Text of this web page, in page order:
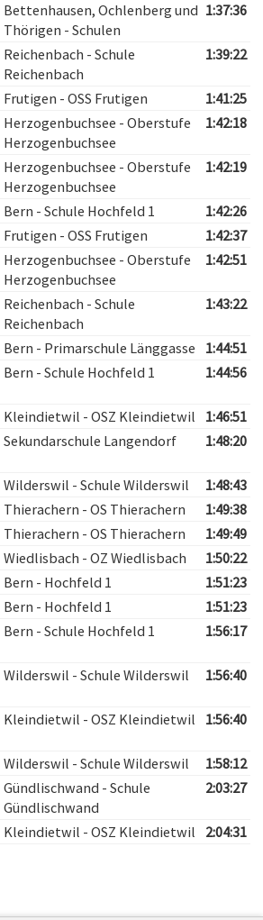
Bettenhausen, Ochlenberg und
Thörigen - Schulen
1:37:36
Reichenbach - Schule
Reichenbach
1:39:22
Frutigen - OSS Frutigen
1:41:25
Herzogenbuchsee - Oberstufe
Herzogenbuchsee
1:42:18
Herzogenbuchsee - Oberstufe
Herzogenbuchsee
1:42:19
Bern - Schule Hochfeld 1
1:42:26
Frutigen - OSS Frutigen
1:42:37
Herzogenbuchsee - Oberstufe
Herzogenbuchsee
1:42:51
Reichenbach - Schule
Reichenbach
1:43:22
Bern - Primarschule Länggasse
1:44:51
Bern - Schule Hochfeld 1 1:44:56
Kleindietwil - OSZ Kleindietwil
1:46:51
Sekundarschule Langendorf 1:48:20
Wilderswil - Schule Wilderswil
1:48:43
Thierachern - OS Thierachern
1:49:38
Thierachern - OS Thierachern
1:49:49
Wiedlisbach - OZ Wiedlisbach
1:50:22
Bern - Hochfeld 1
1:51:23
Bern - Hochfeld 1
1:51:23
Bern - Schule Hochfeld 1 1:56:17
Wilderswil - Schule Wilderswil 1:56:40
Kleindietwil - OSZ Kleindietwil 1:56:40
Wilderswil - Schule Wilderswil
1:58:12
Gündlischwand - Schule
Gündlischwand
2:03:27
Kleindietwil - OSZ Kleindietwil
2:04:31